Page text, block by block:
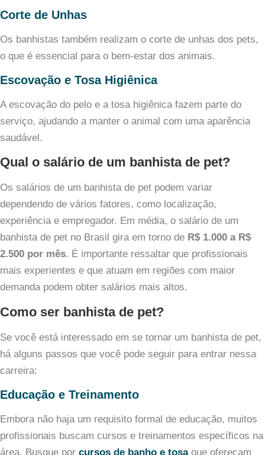
Corte de Unhas
Os banhistas também realizam o corte de unhas dos pets,
o que é essencial para o bem-estar dos animais.
Escovação e Tosa Higiênica
A escovação do pelo e a tosa higiênica fazem parte do
serviço, ajudando a manter o animal com uma aparência
saudável.
Qual o salário de um banhista de pet?
Os salários de um banhista de pet podem variar
dependendo de vários fatores, como localização,
experiência e empregador. Em média, o salário de um
banhista de pet no Brasil gira em torno de R$ 1.000 a R$
2.500 por mês. É importante ressaltar que profissionais
mais experientes e que atuam em regiões com maior
demanda podem obter salários mais altos.
Como ser banhista de pet?
Se você está interessado em se tornar um banhista de pet,
há alguns passos que você pode seguir para entrar nessa
carreira:
Educação e Treinamento
Embora não haja um requisito formal de educação, muitos
profissionais buscam cursos e treinamentos específicos na
área. Busque por cursos de banho e tosaque ofereçam